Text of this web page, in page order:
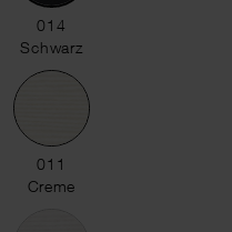
014 Schwarz
014
Schwarz
011 Creme
011
Creme